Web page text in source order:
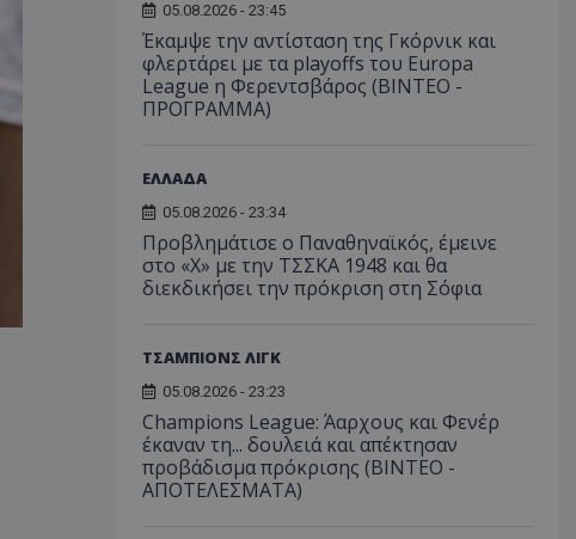
05.08.2026 - 23:45
Έκαμψε την αντίσταση της Γκόρνικ και
φλερτάρει με τα playoffs του Europa
League η Φερεντσβάρος (ΒΙΝΤΕΟ -
ΠΡΟΓΡΑΜΜΑ)
ΕΛΛΑΔΑ
05.08.2026 - 23:34
Προβλημάτισε ο Παναθηναϊκός, έμεινε
στο «Χ» με την ΤΣΣΚΑ 1948 και θα
διεκδικήσει την πρόκριση στη Σόφια
ΤΣΑΜΠΙΟΝΣ ΛΙΓΚ
05.08.2026 - 23:23
Champions League: Άαρχους και Φενέρ
έκαναν τη... δουλειά και απέκτησαν
προβάδισμα πρόκρισης (ΒΙΝΤΕΟ -
ΑΠΟΤΕΛΕΣΜΑΤΑ)